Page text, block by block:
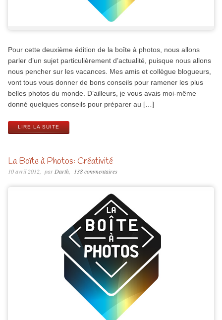
Pour cette deuxième édition de la boîte à photos, nous allons
parler d’un sujet particulièrement d’actualité, puisque nous allons
nous pencher sur les vacances. Mes amis et collègue blogueurs,
vont tous vous donner de bons conseils pour ramener les plus
belles photos du monde. D’ailleurs, je vous avais moi-même
donné quelques conseils pour préparer au […]
LIRE LA SUITE
La Boîte à Photos: Créativité
10 avril 2012 par Darth 138 commentaires